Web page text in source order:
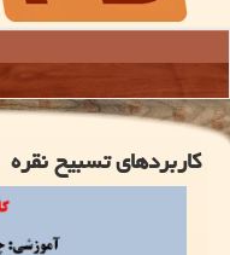
کاربردهای تسبیح نقره